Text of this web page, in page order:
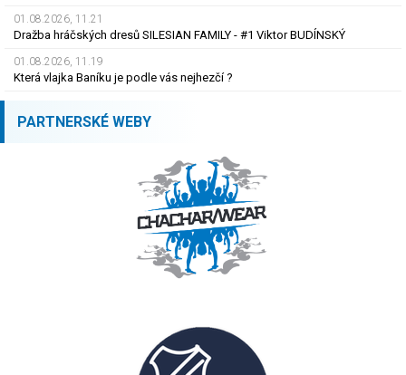
01.08.2026, 11.21
Dražba hráčských dresů SILESIAN FAMILY - #1 Viktor BUDÍNSKÝ
01.08.2026, 11.19
Která vlajka Baníku je podle vás nejhezčí ?
PARTNERSKÉ WEBY